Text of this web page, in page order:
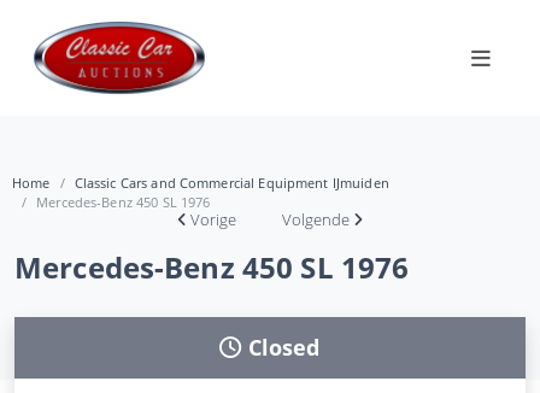
Home
Classic Cars and Commercial Equipment IJmuiden
Mercedes-Benz 450 SL 1976
Vorige Volgende
Mercedes-Benz 450 SL 1976
Closed